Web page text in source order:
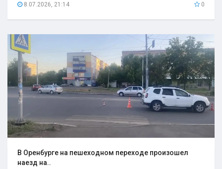
8.07.2026, 21:14 0
В Оренбурге на пешеходном переходе произошел
наезд на..